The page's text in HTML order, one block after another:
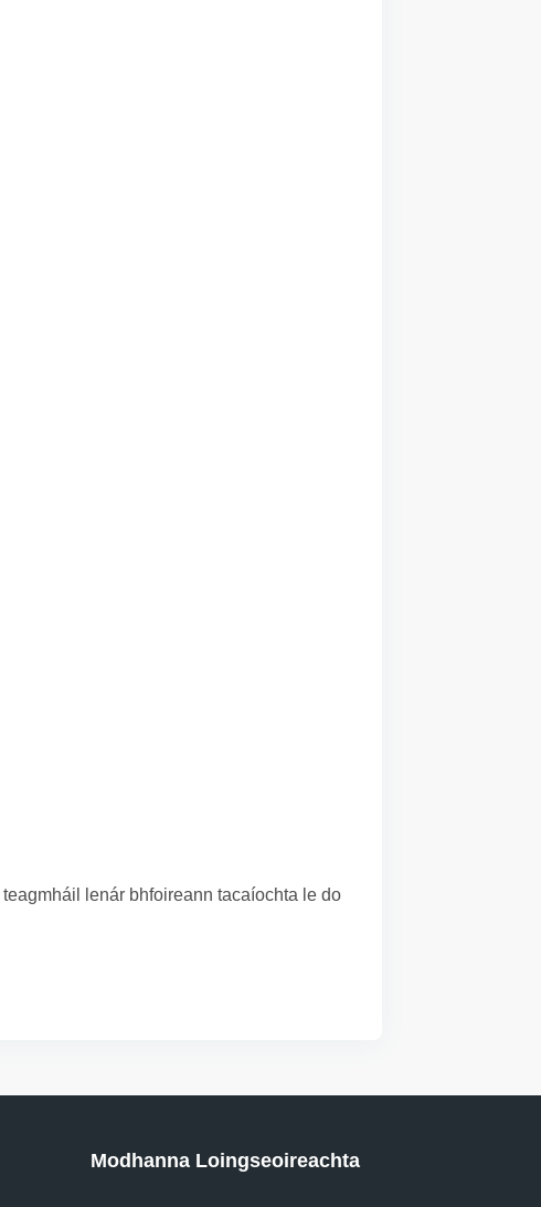
lenár bhfoireann tacaíochta le do
Modhanna Loingseoireachta